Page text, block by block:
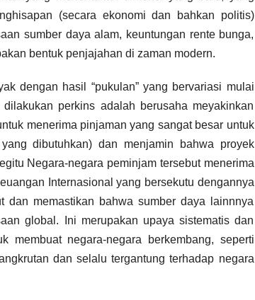
(secara ekonomi dan bahkan politis)
sumber daya alam, keuntungan rente bunga,
bentuk penjajahan di zaman modern.
dengan hasil “pukulan” yang bervariasi mulai
perkins adalah berusaha meyakinkan
menerima pinjaman yang sangat besar untuk
dibutuhkan) dan menjamin bahwa proyek
Negara-negara peminjam tersebut menerima
Internasional yang bersekutu dengannya
dan memastikan bahwa sumber daya lainnnya
global. Ini merupakan upaya sistematis dan
negara-negara berkembang, seperti
dan selalu tergantung terhadap negara